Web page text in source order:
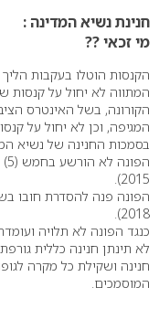
חנינת נשיא המדינה :
מי זכאי ??
הקנסות הוטלו בעקבות הליך
המתווה לא יחול על קנסות
הקורונה, בשל האינטרס
המגיפה, וכן לא יחול על
בסמכות החנינה של נשיא
2015).
2018).
כנגד הפונה לא תלויה
לא תינתן חנינה כללית
חנינה ושקילת כל מקרה
המוסמכים.